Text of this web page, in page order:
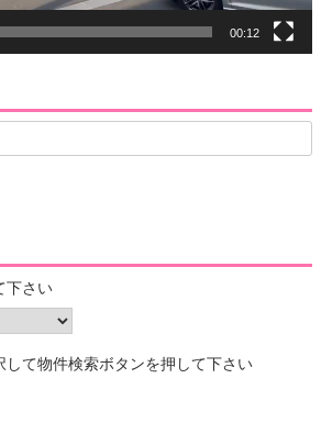
00:12
下さい
して物件検索ボタンを押して下さい